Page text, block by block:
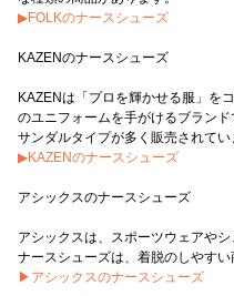
▶FOLKのナースシューズ
KAZENのナースシューズ
KAZENは「プロを輝かせる服」を
のユニフォームを手がけるブラン
▶KAZENのナースシューズ
アシックスのナースシューズ
アシックスは、スポーツウェアや
▶アシックスのナースシューズ